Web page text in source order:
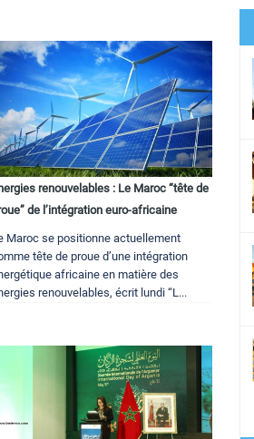
renouvelables : Le Maroc “tête de
de l’intégration euro-africaine
Maroc se positionne actuellement
tête de proue d’une intégration
africaine en matière des
renouvelables, écrit lundi “L...